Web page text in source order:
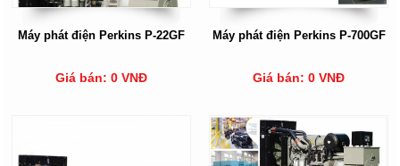
Máy phát điện Perkins P-22GF
Giá bán: 0 VNĐ
Máy phát điện Perkins P-700GF
Giá bán: 0 VNĐ